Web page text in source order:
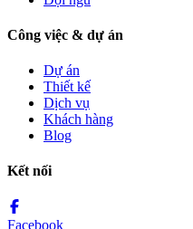
Công việc & dự án
Dự án
Thiết kế
Dịch vụ
Khách hàng
Blog
Kết nối
Facebook